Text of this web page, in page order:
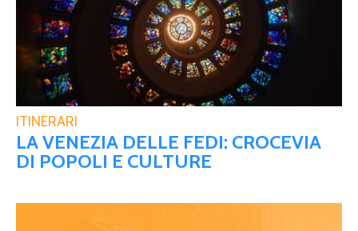
ITINERARI
LA VENEZIA DELLE FEDI: CROCEVIA
DI POPOLI E CULTURE